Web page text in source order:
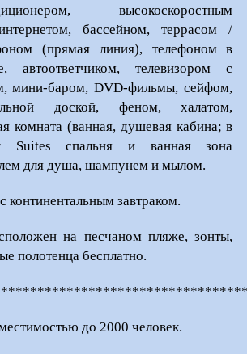
высокоскоростным
бассейном, террасом /
(прямая линия), телефоном в
автоответчиком, телевизором с
мини-баром, DVD-фильмы, сейфом,
доской, феном, халатом,
комната (ванная, душевая кабина; в
Suites спальня и ванная зона
для душа, шампунем и мылом.
континентальным завтраком.
на песчаном пляже, зонты,
полотенца бесплатно.
до 2000 человек.